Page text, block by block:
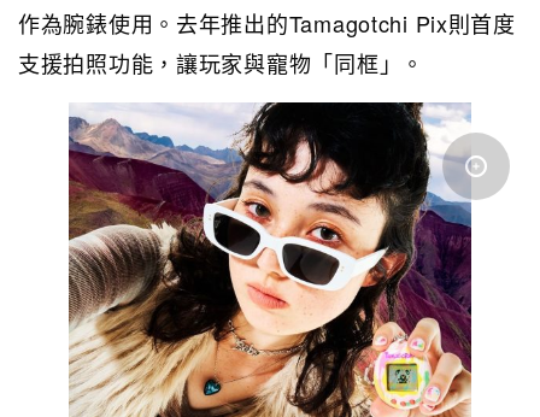
作為腕錶使用。去年推出的Tamagotchi Pix則首度
支援拍照功能，讓玩家與寵物「同框」。